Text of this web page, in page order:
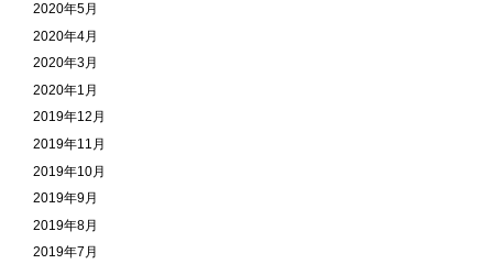
2020年5月
2020年4月
2020年3月
2020年1月
2019年12月
2019年11月
2019年10月
2019年9月
2019年8月
2019年7月